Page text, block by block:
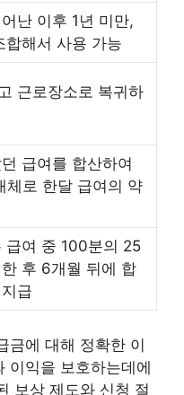
난 이후 1년 미만,
합해서 사용 가능
근로장소로 복귀하
급여를 합산하여
체로 한달 급여의 약
급여 중 100분의 25
후 6개월 뒤에 합
급
금에 대해 정확한 이
이익을 보호하는데에
보상 제도와 신청 절